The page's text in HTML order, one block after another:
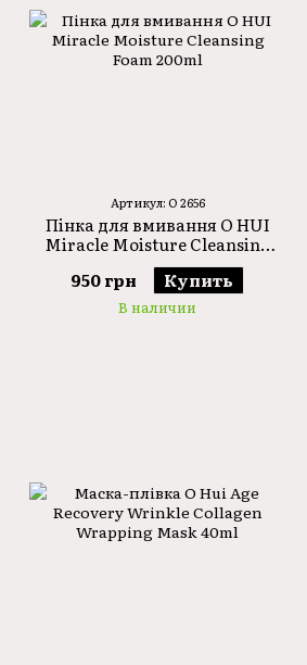
Артикул: O 2656
Пінка для вмивання O HUI
Miracle Moisture Cleansing
Foam 200ml
950 грн Купить
В наличии